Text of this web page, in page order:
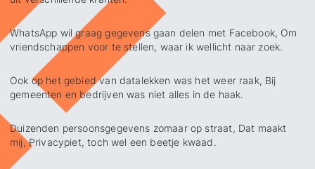
WhatsApp wil graag gegevens gaan delen met Facebook, Om
vriendschappen voor te stellen, waar ik wellicht naar zoek.
Ook op het gebied van datalekken was het weer raak, Bij
gemeenten en bedrijven was niet alles in de haak.
Duizenden persoonsgegevens zomaar op straat, Dat maakt
mij, Privacypiet, toch wel een beetje kwaad.